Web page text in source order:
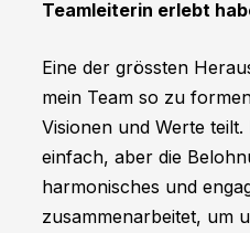
Teamleiterin erlebt
Eine der grössten
mein Team so zu
Visionen und Werte
einfach, aber die
harmonisches und
zusammenarbeitet, um